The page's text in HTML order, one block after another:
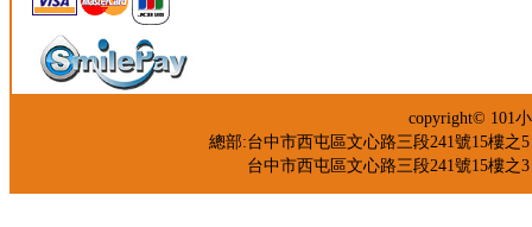
copyright©
總部:台中市西屯區文心路三段241號15樓
台中市西屯區文心路三段241號15樓